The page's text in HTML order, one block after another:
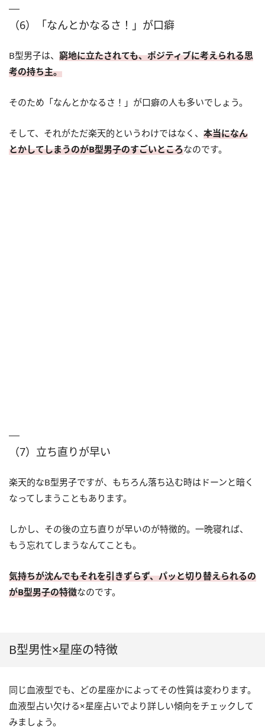
（6）「なんとかなるさ！」が口癖
B型男子は、 窮地に立たされても、ポジティブに考えられる思
考の持ち主。
そのため「なんとかなるさ！」が口癖の人も多いでしょう。
そして、それがただ楽天的というわけではなく、 本当になん
とかしてしまうのがB型男子のすごいところなのです。
（7）立ち直りが早い
楽天的なB型男子ですが、もちろん落ち込む時はドーンと暗く
なってしまうこともあります。
しかし、その後の立ち直りが早いのが特徴的。一晩寝れば、
もう忘れてしまうなんてことも。
気持ちが沈んでもそれを引きずらず、パッと切り替えられるの
がB型男子の特徴なのです。
B型男性×星座の特徴
同じ血液型でも、どの星座かによってその性質は変わります。
血液型占い欠ける×星座占いでより詳しい傾向をチェックして
みましょう。